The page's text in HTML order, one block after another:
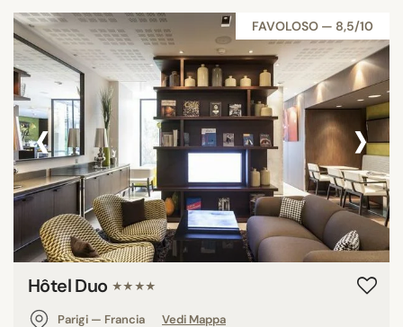
FAVOLOSO — 8,5/10
‹ ›
Hôtel Duo ★★★★
Parigi — Francia
Vedi Mappa